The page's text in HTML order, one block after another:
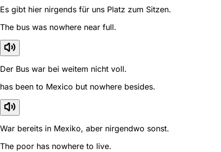
Es gibt hier nirgends für uns Platz zum Sitzen.
The bus was nowhere near full.
Der Bus war bei weitem nicht voll.
has been to Mexico but nowhere besides.
War bereits in Mexiko, aber nirgendwo sonst.
The poor has nowhere to live.